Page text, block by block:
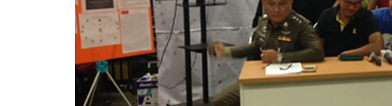
สงวนลิขสิทธิ์ © บริษัท อิมเมจ ฟิวเจอร์ (ประเทศไทย) จำกัด